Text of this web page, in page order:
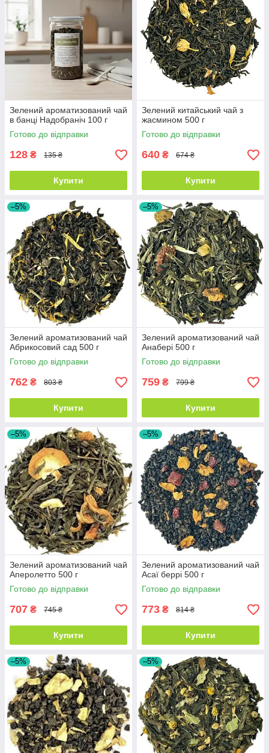
Зелений ароматизований чай
в банці Надобраніч 100 г
Готово до відправки
128 ₴ 135 ₴
Купити
Зелений китайський чай з
жасмином 500 г
Готово до відправки
640 ₴ 674 ₴
Купити
–5%
Зелений ароматизований чай
Абрикосовий сад 500 г
Готово до відправки
762 ₴ 803 ₴
Купити
–5%
Зелений ароматизований чай
Анабері 500 г
Готово до відправки
759 ₴ 799 ₴
Купити
–5%
Зелений ароматизований чай
Аперолетто 500 г
Готово до відправки
707 ₴ 745 ₴
Купити
–5%
Зелений ароматизований чай
Асаї беррі 500 г
Готово до відправки
773 ₴ 814 ₴
Купити
–5% –5%